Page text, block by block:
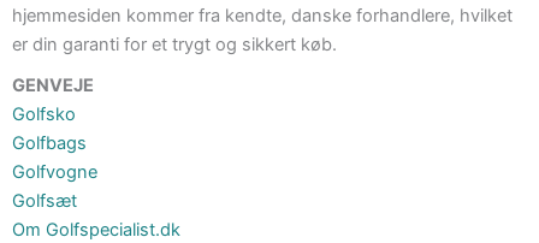
hjemmesiden kommer fra kendte, danske forhandlere, hvilket
er din garanti for et trygt og sikkert køb.
GENVEJE
Golfsko
Golfbags
Golfvogne
Golfsæt
Om Golfspecialist.dk